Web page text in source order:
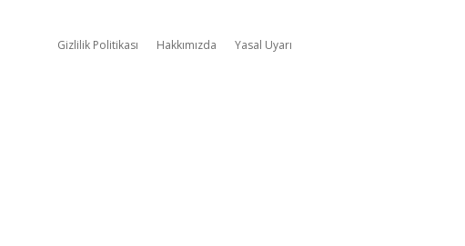
Gizlilik Politikası Hakkımızda Yasal Uyarı